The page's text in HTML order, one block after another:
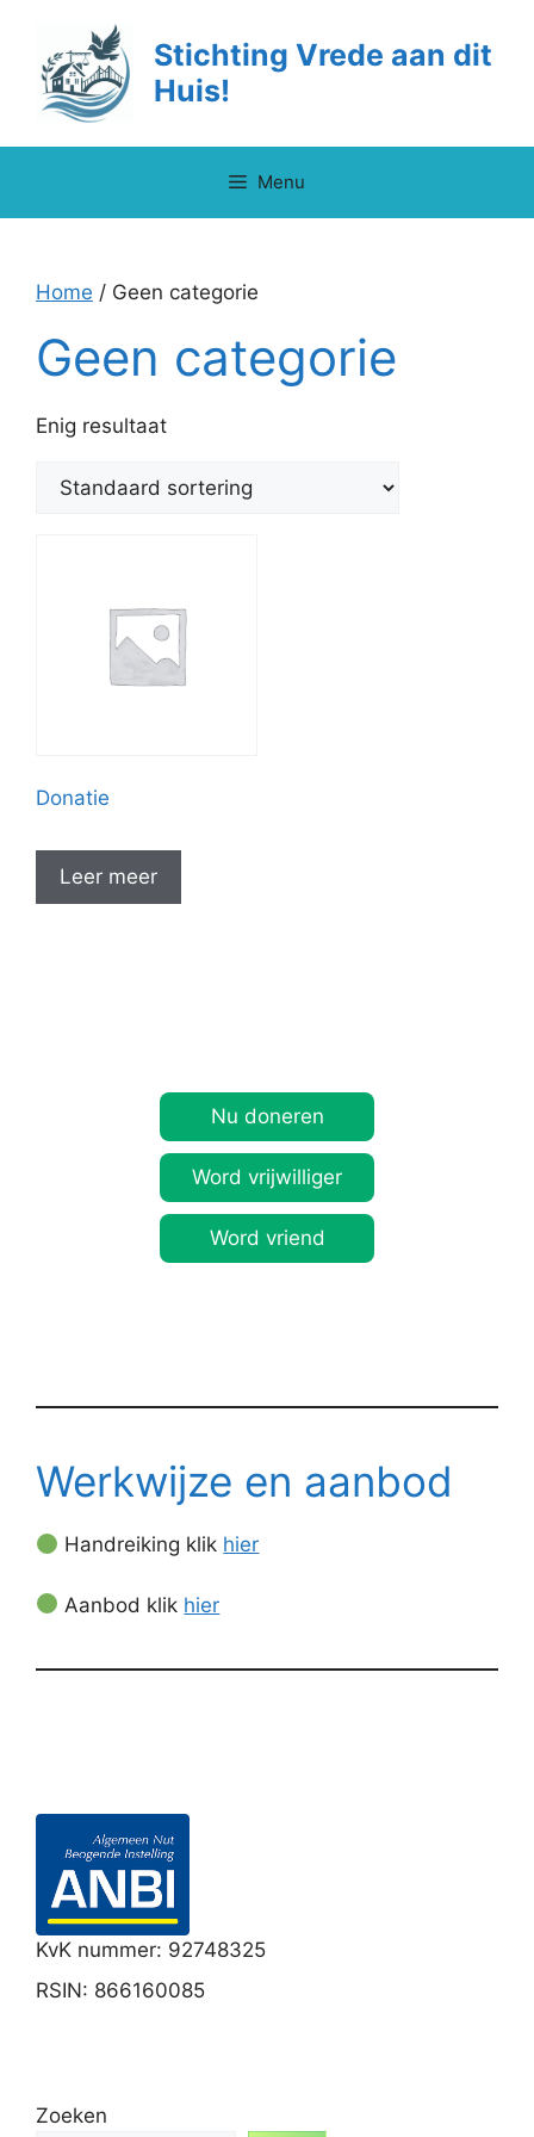
inhoud
Stichting Vrede aan dit
Huis!
Menu
Home / Geen categorie
Geen categorie
Enig resultaat
Donatie
Leer meer
Nu doneren
Word vrijwilliger
Word vriend
Werkwijze en aanbod
Handreiking klik hier
Aanbod klik hier
KvK nummer: 92748325
RSIN: 866160085
Zoeken